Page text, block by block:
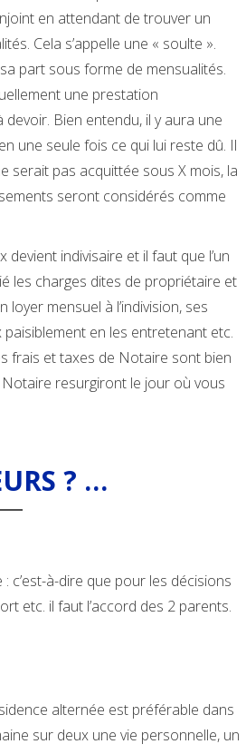
en attendant de trouver un
Cela s’appelle une « soulte ».
part sous forme de mensualités.
une prestation
Bien entendu, il y aura une
une seule fois ce qui lui reste dû. Il
serait pas acquittée sous X mois, la
seront considérés comme
devient indivisaire et il faut que l’un
les charges dites de propriétaire et
mensuel à l’indivision, ses
en les entretenant etc.
frais et taxes de Notaire sont bien
resurgiront le jour où vous
? …
c’est-à-dire que pour les décisions
etc. il faut l’accord des 2 parents.
alternée est préférable dans
sur deux une vie personnelle, un